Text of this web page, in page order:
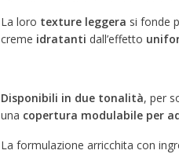
La loro texture leggera si fonde
creme idratanti dall’effetto
Disponibili in due tonalità, per
una copertura modulabile per
La formulazione arricchita con